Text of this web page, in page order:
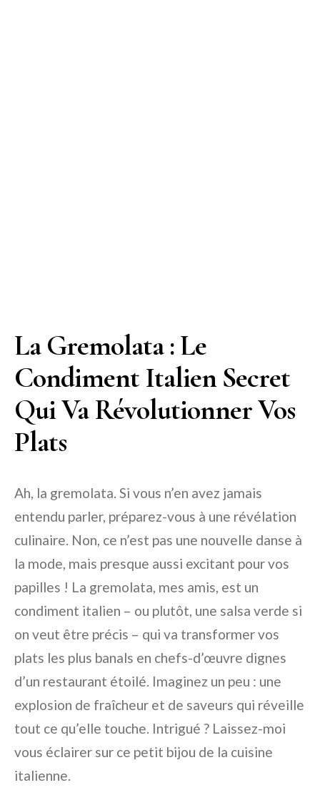
La Gremolata : Le
Condiment Italien Secret
Qui Va Révolutionner Vos
Plats
Ah, la gremolata. Si vous n’en avez jamais
entendu parler, préparez-vous à une révélation
culinaire. Non, ce n’est pas une nouvelle danse à
la mode, mais presque aussi excitant pour vos
papilles ! La gremolata, mes amis, est un
condiment italien – ou plutôt, une salsa verde si
on veut être précis – qui va transformer vos
plats les plus banals en chefs-d’œuvre dignes
d’un restaurant étoilé. Imaginez un peu : une
explosion de fraîcheur et de saveurs qui réveille
tout ce qu’elle touche. Intrigué ? Laissez-moi
vous éclairer sur ce petit bijou de la cuisine
italienne.